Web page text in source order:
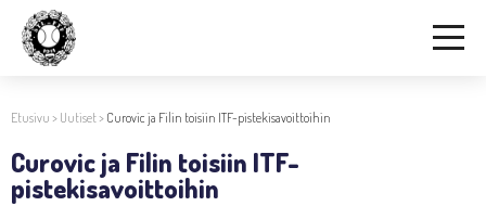
Etusivu > Uutiset> Curovic ja Filin toisiin ITF-pistekisavoittoihin
Curovic ja Filin toisiin ITF-
pistekisavoittoihin